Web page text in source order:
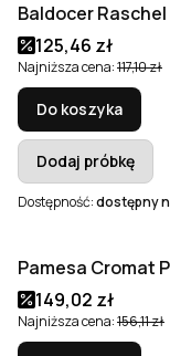
Okazja
Baldocer
Cena promocyjna
125,46 zł
Najniższa cena:117,10 zł
Do koszyka
Dodaj próbkę
Dostępność:dostępny
Okazja
Pamesa Cromat
Cena promocyjna
149,02 zł
Najniższa cena:156,11 zł